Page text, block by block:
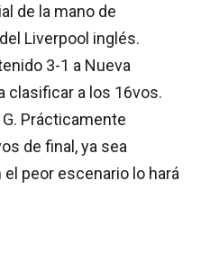
de la mano de
Liverpool inglés.
3-1 a Nueva
clasificar a los 16vos.
Prácticamente
de final, ya sea
peor escenario lo hará